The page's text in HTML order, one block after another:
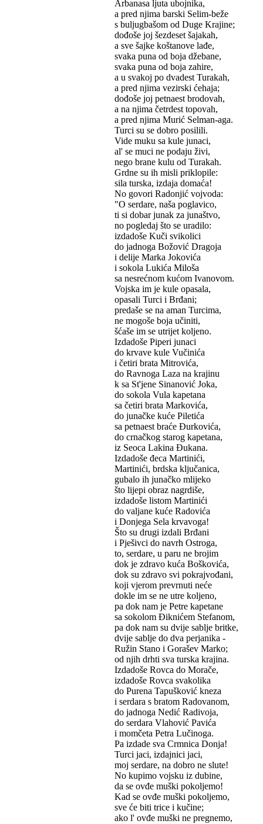
Arbanasa ljuta ubojnika,
a pred njima barski Selim-beže
s buljugbašom od Duge Krajine;
dođoše joj šezdeset šajakah,
a sve šajke koštanove lađe,
svaka puna od boja džebane,
svaka puna od boja zahire,
a u svakoj po dvadest Turakah,
a pred njima vezirski ćehaja;
dođoše joj petnaest brodovah,
a na njima četrdest topovah,
a pred njima Murić Selman-aga.
Turci su se dobro posilili.
Vide muku sa kule junaci,
al' se muci ne podaju živi,
nego brane kulu od Turakah.
Grdne su ih misli priklopile:
sila turska, izdaja domaća!
No govori Radonjić vojvoda:
"O serdare, naša poglavico,
ti si dobar junak za junaštvo,
no pogledaj što se uradilo:
izdadoše Kuči svikolici
do jadnoga Božović Dragoja
i delije Marka Jokovića
i sokola Lukića Miloša
sa nesrećnom kućom Ivanovom.
Vojska im je kule opasala,
opasali Turci i Brđani;
predaše se na aman Turcima,
ne mogoše boja učiniti,
šćaše im se utrijet koljeno.
Izdadoše Piperi junaci
do krvave kule Vučinića
i četiri brata Mitrovića,
do Ravnoga Laza na krajinu
k sa St'jene Sinanović Joka,
do sokola Vula kapetana
sa četiri brata Markovića,
do junačke kuće Piletića
sa petnaest braće Đurkovića,
do crnačkog starog kapetana,
iz Seoca Lakina Đukana.
Izdadoše đeca Martinići,
Martinići, brdska ključanica,
gubalo ih junačko mlijeko
što lijepi obraz nagrdiše,
izdadoše listom Martinići
do valjane kuće Radovića
i Donjega Sela krvavoga!
Što su drugi izdali Brđani
i Pješivci do navrh Ostroga,
to, serdare, u paru ne brojim
dok je zdravo kuća Boškovića,
dok su zdravo svi pokrajvođani,
koji vjerom prevrnuti neće
dokle im se ne utre koljeno,
pa dok nam je Petre kapetane
sa sokolom Điknićem Stefanom,
pa dok nam su dvije sablje britke,
dvije sablje do dva perjanika -
Ružin Stano i Gorašev Marko;
od njih drhti sva turska krajina.
Izdadoše Rovca do Morače,
izdadoše Rovca svakolika
do Purena Tapušković kneza
i serdara s bratom Radovanom,
do jadnoga Nedić Radivoja,
do serdara Vlahović Pavića
i momčeta Petra Lučinoga.
Pa izdade sva Crmnica Donja!
Turci jaci, izdajnici jaci,
moj serdare, na dobro ne slute!
No kupimo vojsku iz dubine,
da se ovđe muški pokoljemo!
Kad se ovđe muški pokoljemo,
sve će biti trice i kučine;
ako l' ovđe muški ne pregnemo,